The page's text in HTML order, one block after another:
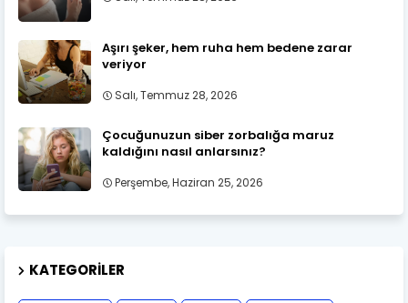
Aşırı şeker, hem ruha hem bedene zarar
veriyor
Salı, Temmuz 28, 2026
Çocuğunuzun siber zorbalığa maruz
kaldığını nasıl anlarsınız?
Perşembe, Haziran 25, 2026
KATEGORILER